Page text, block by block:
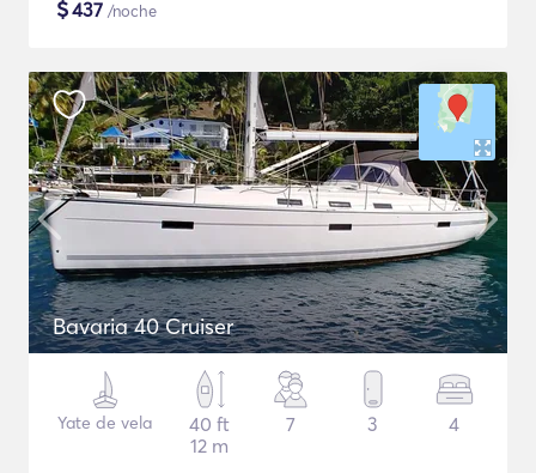
$437 /noche
Bavaria 40 Cruiser
Yate de vela
40 ft
12 m
7 3 4